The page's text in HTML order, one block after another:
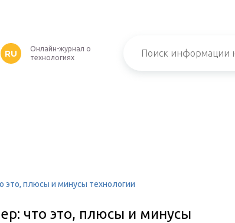
RU
Онлайн-журнал о
технологиях
это, плюсы и минусы технологии
что это, плюсы и минусы